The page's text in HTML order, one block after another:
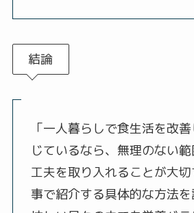
結論
「一人暮らしで食生活を改
じているなら、無理のない
工夫を取り入れることが大
事で紹介する具体的な方法を